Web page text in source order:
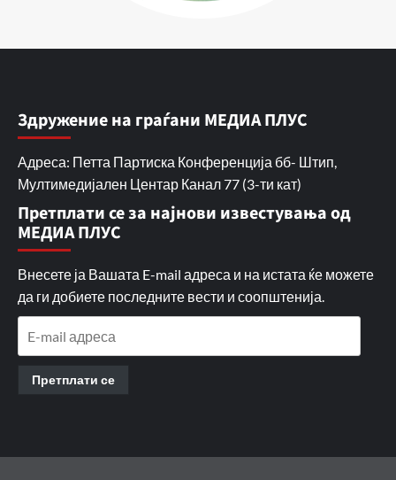
Здружение на граѓани МЕДИА ПЛУС
Адреса: Петта Партиска Конференција бб- Штип,
Мултимедијален Центар Канал 77 (3-ти кат)
Претплати се за најнови известувања од
МЕДИА ПЛУС
Внесете ја Вашата E-mail адреса и на истата ќе можете
да ги добиете последните вести и соопштенија.
Претплати се